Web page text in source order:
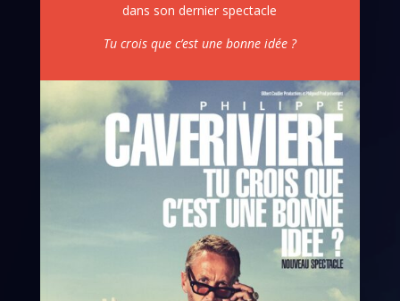
dans son dernier spectacle
Tu crois que c’est une bonne idée ?